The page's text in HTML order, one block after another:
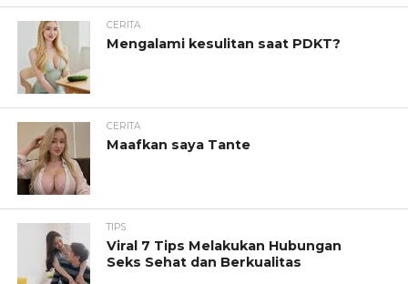
CERITA
Mengalami kesulitan saat PDKT?
CERITA
Maafkan saya Tante
TIPS
Viral 7 Tips Melakukan Hubungan
Seks Sehat dan Berkualitas